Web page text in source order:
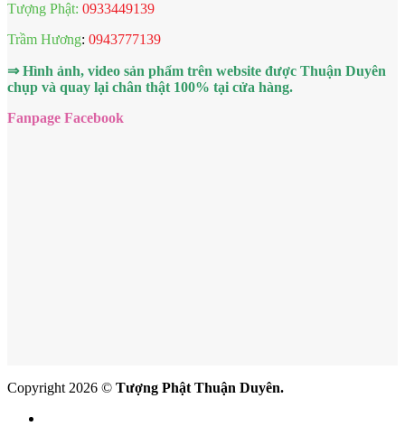
Tượng Phật: 0933449139
Trầm Hương: 0943777139
⇒ Hình ảnh, video sản phẩm trên website được Thuận Duyên
chụp và quay lại chân thật 100% tại cửa hàng.
Fanpage Facebook
Copyright 2026 © Tượng Phật Thuận Duyên.